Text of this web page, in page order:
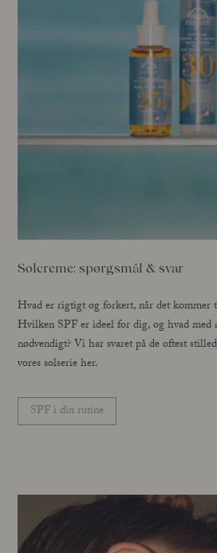
Solcreme: spørgsmål & svar
Hvad er rigtigt og forkert, når det kommer
Hvilken SPF er ideel for dig, og hvad med
nødvendigt? Vi har svaret på de oftest
vores solserie her.
SPF i din rutine